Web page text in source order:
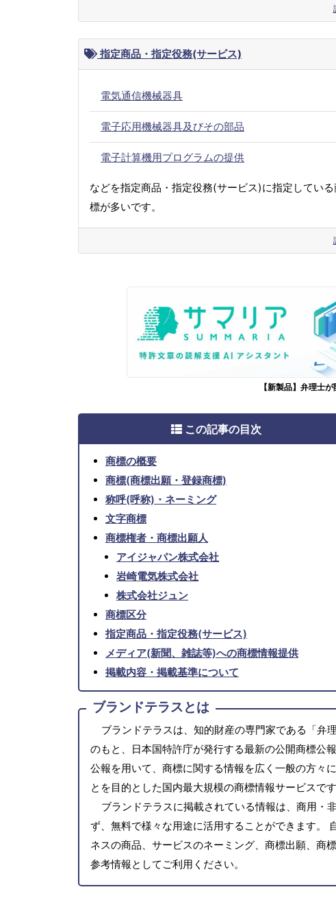
指定商品・指定役務(サービス)
電気通信機械器具
電子応用機械器具及びその部品
電子計算機用プログラムの提供
などを指定商品・指定役務(サービス)に指定してい
標が多いです。
【新製品】弁理士
この記事の目次
商標の概要
商標(商標出願・登録商標)
称呼(呼称)・ネーミング
文字商標
商標権者・商標出願人
アイジャパン株式会社
岩崎電気株式会社
株式会社ジュン
商標区分
指定商品・指定役務(サービス)
メディア(新聞、雑誌等)への商標情報提供
掲載内容・掲載基準について
ブランドテラスとは
ブランドテラスは、知的財産の専門家である「弁
のもと、日本国特許庁が発行する最新の公開商標公
公報を用いて、商標に関する情報を広く一般の方々
とを目的とした国内最大規模の商標情報サービスです
ブランドテラスに掲載されている情報は、商用・
ず、無料で様々な用途に活用することができます。
ネスの商品、サービスのネーミング、商標出願、商
参考情報としてご利用ください。